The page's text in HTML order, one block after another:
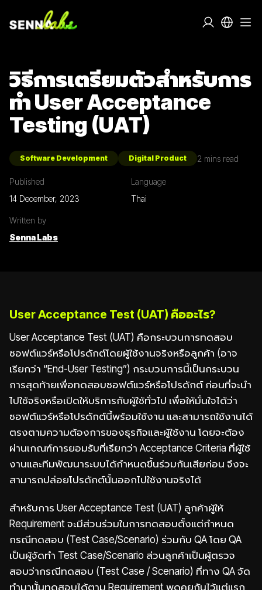
วิธีการเตรียมตัวสำหรับการ
ทำ User Acceptance
Testing (UAT)
Software Development Digital Product 2 mins read
Published
14 December, 2023
Language
Thai
Written by
Senna Labs
User Acceptance Test (UAT) คืออะไร?
User Acceptance Test (UAT) คือกระบวนการทดสอบ
ซอฟต์แวร์หรือโปรดักต์โดยผู้ใช้งานจริงหรือลูกค้า (อาจ
เรียกว่า “End-User Testing”) กระบวนการนี้เป็นกระบวน
การสุดท้ายเพื่อทดสอบซอฟต์แวร์หรือโปรดักต์ ก่อนที่จะนำ
ไปใช้จริงหรือเปิดให้บริการกับผู้ใช้ทั่วไป เพื่อให้มั่นใจได้ว่า
ซอฟต์แวร์หรือโปรดักต์นี้พร้อมใช้งาน และสามารถใช้งานได้
ตรงตามความต้องการของธุรกิจและผู้ใช้งาน โดยจะต้อง
ผ่านเกณฑ์การยอมรับที่เรียกว่า Acceptance Criteria ที่ผู้ใช้
งานและทีมพัฒนาระบบได้กำหนดขึ้นร่วมกันเสียก่อน จึงจะ
สามารถปล่อยโปรดักต์นั้นออกไปใช้งานจริงได้
สำหรับการ User Acceptance Test (UAT) ลูกค้าผู้ให้
Requirement จะมีส่วนร่วมในการทดสอบตั้งแต่กำหนด
กรณีทดสอบ (Test Case/Scenario) ร่วมกับ QA โดย QA
เป็นผู้จัดทำ Test Case/Scenario ส่วนลูกค้าเป็นผู้ตรวจ
สอบว่ากรณีทดสอบ (Test Case / Scenario) ที่ทาง QA จัด
ทำมานั้นทดสอบได้ตาม Requirement พูดคุยกันไว้แต่แรก